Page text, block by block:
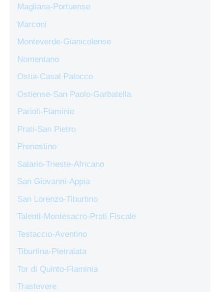
Magliana-Portuense
Marconi
Monteverde-Gianicolense
Nomentano
Ostia-Casal Palocco
Ostiense-San Paolo-Garbatella
Parioli-Flaminio
Prati-San Pietro
Prenestino
Salario-Trieste-Africano
San Giovanni-Appia
San Lorenzo-Tiburtino
Talenti-Montesacro-Prati Fiscale
Testaccio-Aventino
Tiburtina-Pietralata
Tor di Quinto-Flaminia
Trastevere